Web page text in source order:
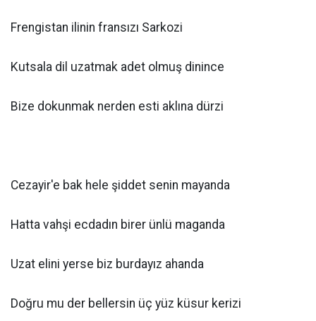
Frengistan ilinin fransızı Sarkozi
Kutsala dil uzatmak adet olmuş dinince
Bize dokunmak nerden esti aklına dürzi
Cezayir'e bak hele şiddet senin mayanda
Hatta vahşi ecdadın birer ünlü maganda
Uzat elini yerse biz burdayız ahanda
Doğru mu der bellersin üç yüz küsur kerizi